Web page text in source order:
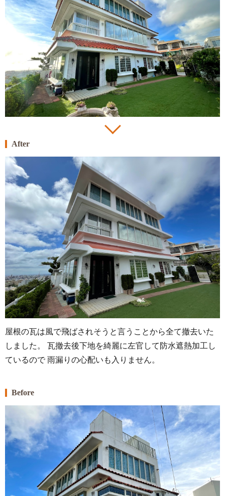
After
屋根の瓦は風で飛ばされそうと言うことから全て撤去いた
しました。 瓦撤去後下地を綺麗に左官して防水遮熱加工し
ているので 雨漏りの心配いも入りません。
Before